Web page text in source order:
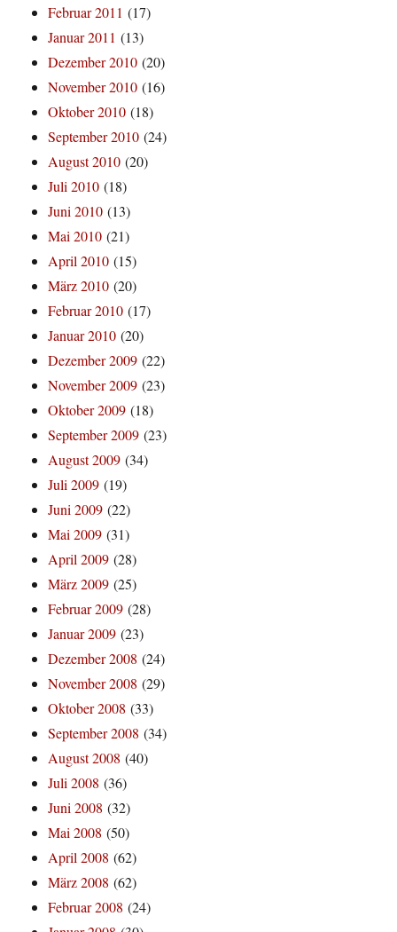
Februar 2011 (17)
Januar 2011 (13)
Dezember 2010 (20)
November 2010 (16)
Oktober 2010 (18)
September 2010 (24)
August 2010 (20)
Juli 2010 (18)
Juni 2010 (13)
Mai 2010 (21)
April 2010 (15)
März 2010 (20)
Februar 2010 (17)
Januar 2010 (20)
Dezember 2009 (22)
November 2009 (23)
Oktober 2009 (18)
September 2009 (23)
August 2009 (34)
Juli 2009 (19)
Juni 2009 (22)
Mai 2009 (31)
April 2009 (28)
März 2009 (25)
Februar 2009 (28)
Januar 2009 (23)
Dezember 2008 (24)
November 2008 (29)
Oktober 2008 (33)
September 2008 (34)
August 2008 (40)
Juli 2008 (36)
Juni 2008 (32)
Mai 2008 (50)
April 2008 (62)
März 2008 (62)
Februar 2008 (24)